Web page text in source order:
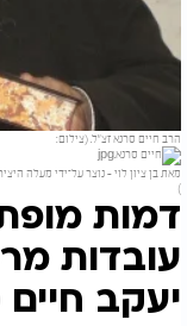
הרב חיים סרנא זצ"ל. (צילום:
מאתבן ציון לוי-נוצר על־ידי מעלה
)
דמות
עובדות
יעקב